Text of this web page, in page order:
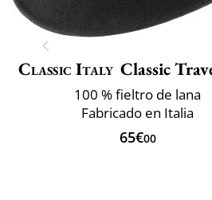
Classic Italy Classic
100 % fieltro de lana
Fabricado en Italia
65€00